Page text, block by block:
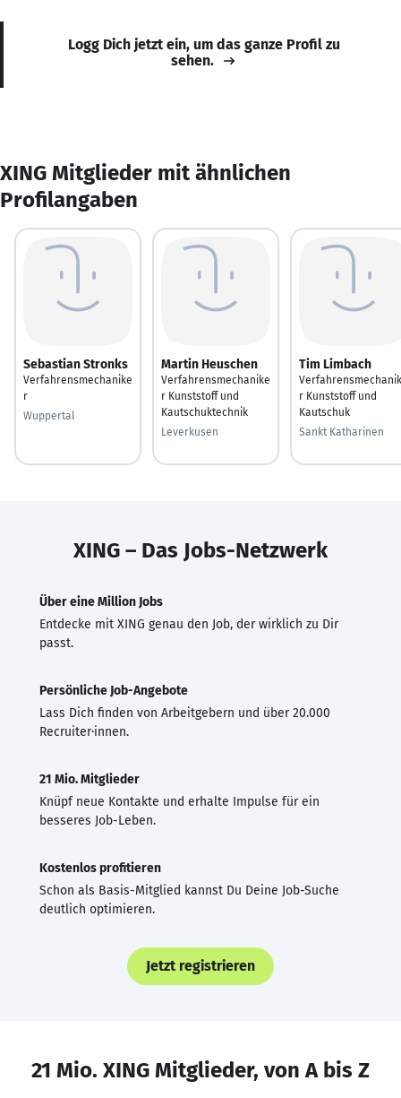
Logg Dich jetzt ein, um das ganze Profil zu
sehen.
XING Mitglieder mit ähnlichen
Profilangaben
Sebastian Stronks
Verfahrensmechanike
r
Wuppertal
Martin Heuschen
Verfahrensmechanike
r Kunststoff und
Kautschuktechnik
Leverkusen
Tim Limbach
r Kunststoff und
Kautschuk
Sankt Katharinen
XING – Das Jobs-Netzwerk
Über eine Million Jobs
Entdecke mit XING genau den Job, der wirklich zu Dir
passt.
Persönliche Job-Angebote
Lass Dich finden von Arbeitgebern und über 20.000
Recruiter·innen.
21 Mio. Mitglieder
Knüpf neue Kontakte und erhalte Impulse für ein
besseres Job-Leben.
Kostenlos profitieren
Schon als Basis-Mitglied kannst Du Deine Job-Suche
deutlich optimieren.
Jetzt registrieren
21 Mio. XING Mitglieder, von A bis Z